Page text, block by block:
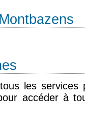
les services
accéder à